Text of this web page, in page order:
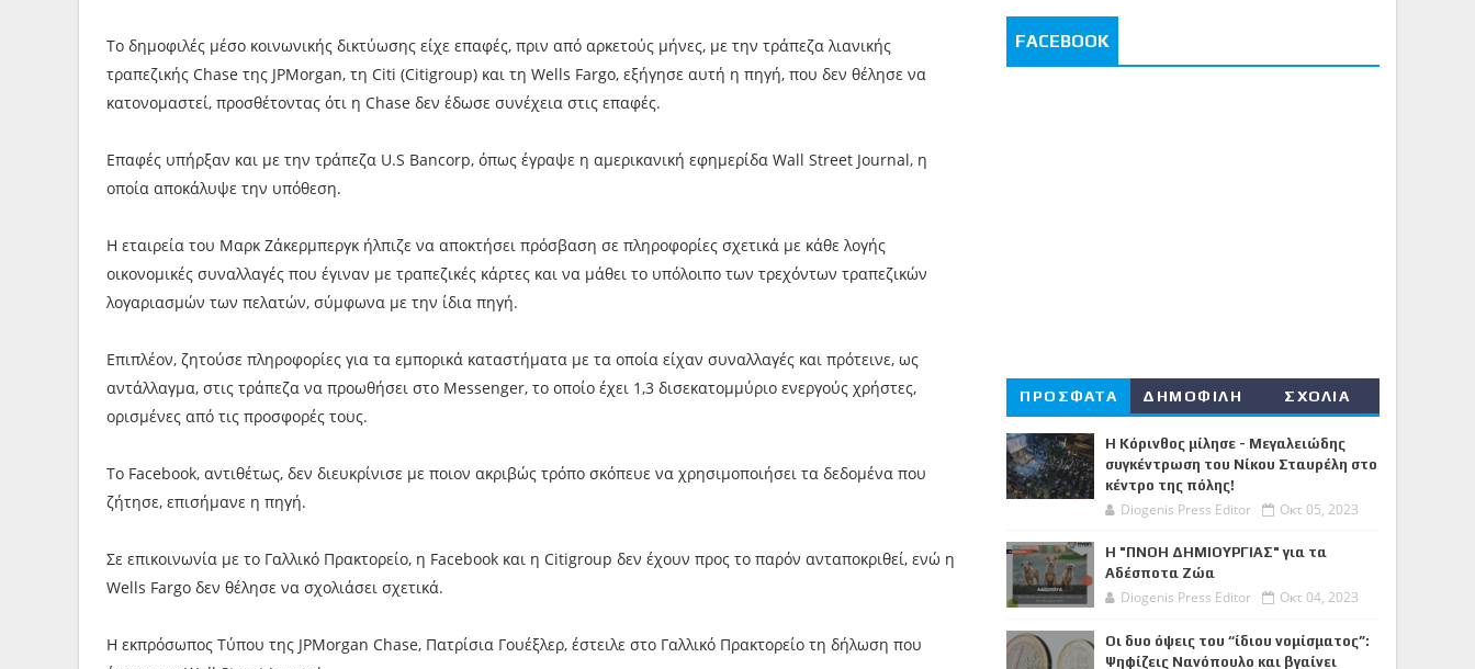
Το δημοφιλές μέσο κοινωνικής δικτύωσης είχε επαφές, πριν από αρκετούς μήνες, με την τράπεζα λιανικής
τραπεζικής Chase της JPMorgan, τη Citi (Citigroup) και τη Wells Fargo, εξήγησε αυτή η πηγή, που δεν θέλησε να
κατονομαστεί, προσθέτοντας ότι η Chase δεν έδωσε συνέχεια στις επαφές.
Επαφές υπήρξαν και με την τράπεζα U.S Bancorp, όπως έγραψε η αμερικανική εφημερίδα Wall Street Journal, η
οποία αποκάλυψε την υπόθεση.
Η εταιρεία του Μαρκ Ζάκερμπεργκ ήλπιζε να αποκτήσει πρόσβαση σε πληροφορίες σχετικά με κάθε λογής
οικονομικές συναλλαγές που έγιναν με τραπεζικές κάρτες και να μάθει το υπόλοιπο των τρεχόντων τραπεζικών
λογαριασμών των πελατών, σύμφωνα με την ίδια πηγή.
Επιπλέον, ζητούσε πληροφορίες για τα εμπορικά καταστήματα με τα οποία είχαν συναλλαγές και πρότεινε, ως
αντάλλαγμα, στις τράπεζα να προωθήσει στο Messenger, το οποίο έχει 1,3 δισεκατομμύριο ενεργούς χρήστες,
ορισμένες από τις προσφορές τους.
Το Facebook, αντιθέτως, δεν διευκρίνισε με ποιον ακριβώς τρόπο σκόπευε να χρησιμοποιήσει τα δεδομένα που
ζήτησε, επισήμανε η πηγή.
Σε επικοινωνία με το Γαλλικό Πρακτορείο, η Facebook και η Citigroup δεν έχουν προς το παρόν ανταποκριθεί, ενώ η
Wells Fargo δεν θέλησε να σχολιάσει σχετικά.
Η εκπρόσωπος Τύπου της JPMorgan Chase, Πατρίσια Γουέξλερ, έστειλε στο Γαλλικό Πρακτορείο τη δήλωση που
FACEBOOK
ΠΡΟΣΦΑΤΑ ΔΗΜΟΦΙΛΗ ΣΧΟΛΙΑ
Η Κόρινθος μίλησε - Μεγαλειώδης
συγκέντρωση του Νίκου Σταυρέλη στο
κέντρο της πόλης!
Diogenis Press Editor Οκτ 05, 2023
Η "ΠΝΟΗ ΔΗΜΙΟΥΡΓΙΑΣ" για τα
Αδέσποτα Ζώα
Diogenis Press Editor Οκτ 04, 2023
Οι δυο όψεις του “ίδιου νομίσματος”:
Ψηφίζεις Νανόπουλο και βγαίνει